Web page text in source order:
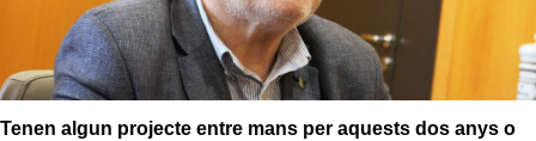
Tenen algun projecte entre mans per aquests dos anys o